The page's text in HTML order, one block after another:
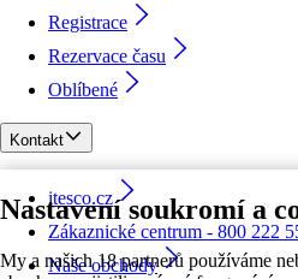
Nastavení soukromí a
My a našich 18 partnerů používáme
Registrace
Rezervace času
Oblíbené
Kontakt
itesco.cz
Zákaznické centrum - 800 222
Naše obchody